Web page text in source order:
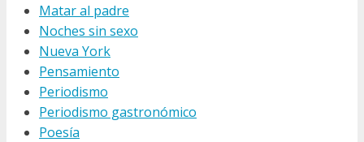
Matar al padre
Noches sin sexo
Nueva York
Pensamiento
Periodismo
Periodismo gastronómico
Poesía